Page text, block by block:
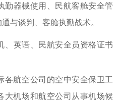
勤器械使用
、民航客舱安全管
通与谈判 、客舱执勤战术。
、英语、
民航安全员资格证书
各航空公司的空中安全保卫工
大机场和航空公司从事机场候